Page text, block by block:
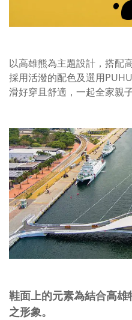
以高雄熊為主題設計，搭配
採用活潑的配色及選用
滑好穿且舒適，一起全家親
鞋面上的元素為結合高雄
之形象。